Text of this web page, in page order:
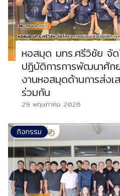
หอสมุด มทร.ศรีวิชัย จัด
ปฏิบัติการการพัฒนาศัก
งานหอสมุดด้านการส่งเ
ร่วมกัน
29 พฤษภาคม 2026
กิจกรรม